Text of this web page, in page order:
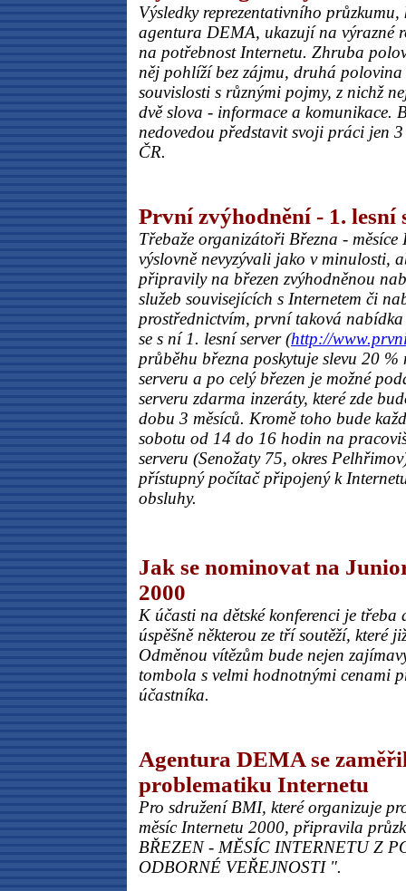
Výsledky reprezentativního
agentura DEMA, ukazují na výrazné
na potřebnost Internetu. Zhruba
něj pohlíží bez zájmu, druhá
souvislosti s různými pojmy, z nichž
dvě slova - informace a komunikace.
nedovedou představit svoji práci jen
ČR.
První zvýhodnění - 1. lesní
Třebaže organizátoři Března - měsíce
výslovně nevyzývali jako v minulosti,
připravily na březen zvýhodněnou
služeb souvisejících s Internetem či
prostřednictvím, první taková
se s ní 1. lesní server (http://
průběhu března poskytuje slevu 20
serveru a po celý březen je možné
serveru zdarma inzeráty, které zde
dobu 3 měsíců. Kromě toho bude
sobotu od 14 do 16 hodin na
serveru (Senožaty 75, okres
přístupný počítač připojený k
obsluhy.
Jak se nominovat na
2000
K účasti na dětské konferenci je třeba
úspěšně některou ze tří soutěží, které
Odměnou vítězům bude nejen
tombola s velmi hodnotnými cenami
účastníka.
Agentura DEMA se
problematiku Internetu
Pro sdružení BMI, které organizuje
měsíc Internetu 2000, připravila
BŘEZEN - MĚSÍC INTERNETU Z
ODBORNÉ VEŘEJNOSTI ".